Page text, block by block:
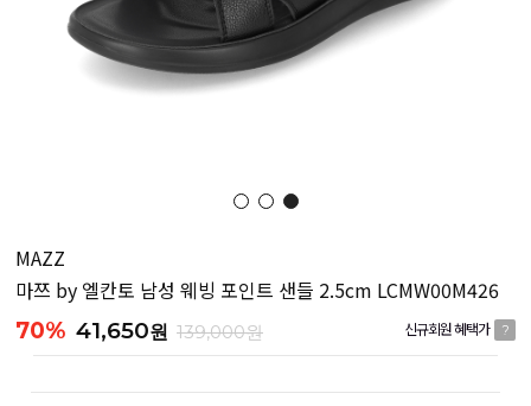
MAZZ
마쯔 by 엘칸토 남성 웨빙 포인트 샌들 2.5cm LCMW00M426
70% 41,650원 139,000원 신규회원 혜택가 ?